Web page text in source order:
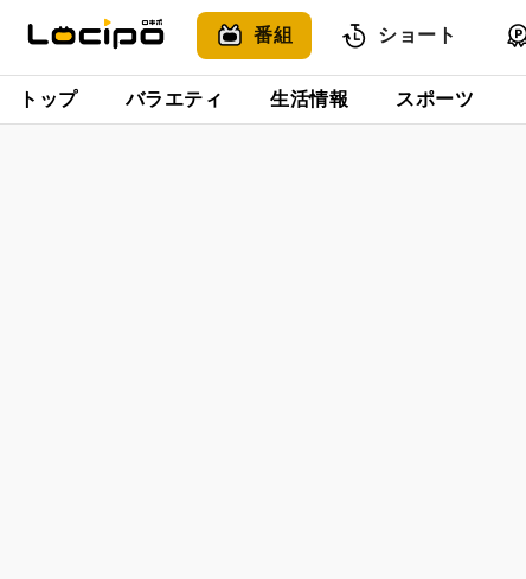
番組 ショート
トップ バラエティ 生活情報 スポーツ